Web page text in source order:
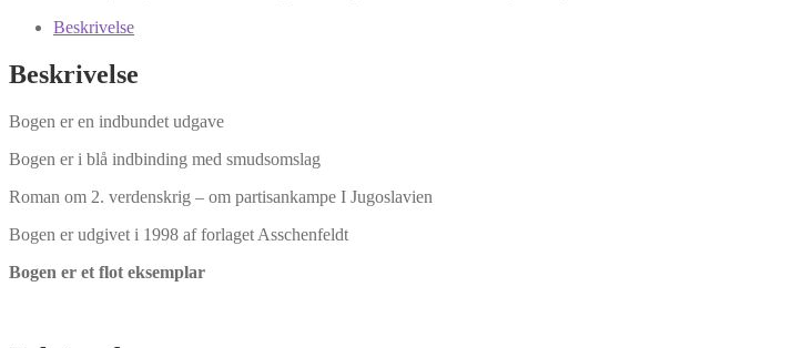
Hazel
antal
Beskrivelse
Beskrivelse
Bogen er en indbundet udgave
Bogen er i blå indbinding med smudsomslag
Roman om 2. verdenskrig – om partisankampe I Jugoslavien
Bogen er udgivet i 1998 af forlaget Asschenfeldt
Bogen er et flot eksemplar